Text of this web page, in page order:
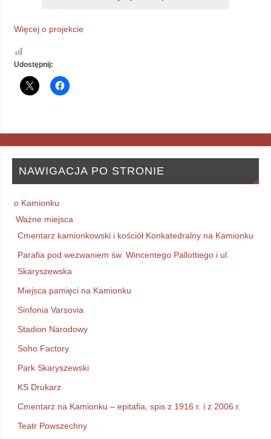
Więcej o projekcie
Udostępnij:
NAWIGACJA PO STRONIE
o Kamionku
Ważne miejsca
Cmentarz kamionkowski i kościół Konkatedralny na Kamionku
Parafia pod wezwaniem św. Wincentego Pallottiego i ul.
Skaryszewska
Miejsca pamięci na Kamionku
Sinfonia Varsovia
Stadion Narodowy
Soho Factory
Park Skaryszewski
KS Drukarz
Cmentarz na Kamionku – epitafia, spis z 1916 r. i z 2006 r.
Teatr Powszechny